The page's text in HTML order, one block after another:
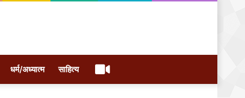
धर्म/अध्यात्म साहित्य वीडियो